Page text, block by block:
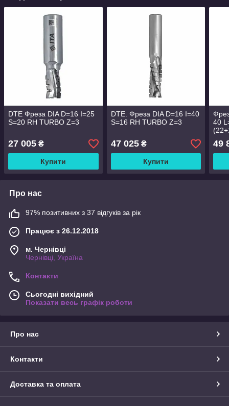
DTE Фреза DIA D=16 I=25
S=20 RH TURBO Z=3
27 005 ₴
Купити
DTE. Фреза DIA D=16 I=40
S=16 RH TURBO Z=3
47 025₴
Купити
40
49
Про нас
97% позитивних з 37 відгуків за рік
Працює з 26.12.2018
м. Чернівці
Чернівці, Україна
Контакти
Сьогодні вихідний
Показати весь графік роботи
Про нас
Контакти
Доставка та оплата